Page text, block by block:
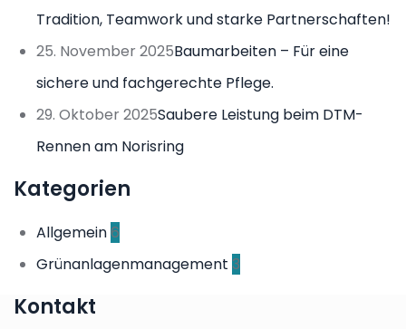
Tradition, Teamwork und starke Partnerschaften!
25. November 2025Baumarbeiten – Für eine
sichere und fachgerechte Pflege.
29. Oktober 2025Saubere Leistung beim DTM-
Rennen am Norisring
Kategorien
Allgemein6
Grünanlagenmanagement 3
Kontakt